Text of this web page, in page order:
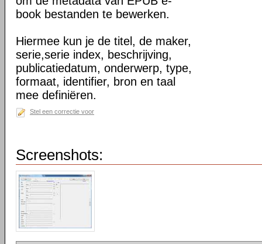
book bestanden te bewerken.
Hiermee kun je de titel, de maker,
serie,serie index, beschrijving,
publicatiedatum, onderwerp, type,
formaat, identifier, bron en taal
mee definiëren.
Stel een correctie voor
Screenshots: